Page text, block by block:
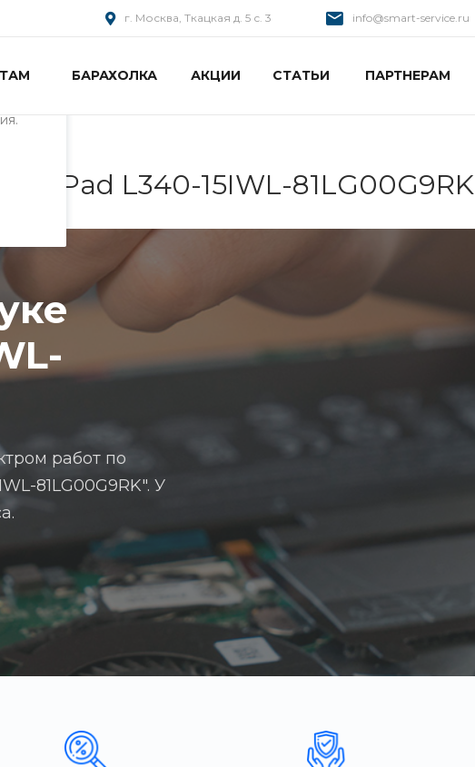
г. Москва, Ткацкая д. 5 с. 3 info@smart-service.ru
БАРАХОЛКА АКЦИИ СТАТЬИ ПАРТНЕРАМ
L340-15IWL-81LG00G9RK
работ по
81LG00G9RK". У